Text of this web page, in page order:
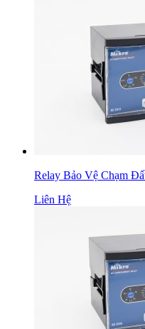
Relay Bảo Vệ Chạm
Liên Hệ